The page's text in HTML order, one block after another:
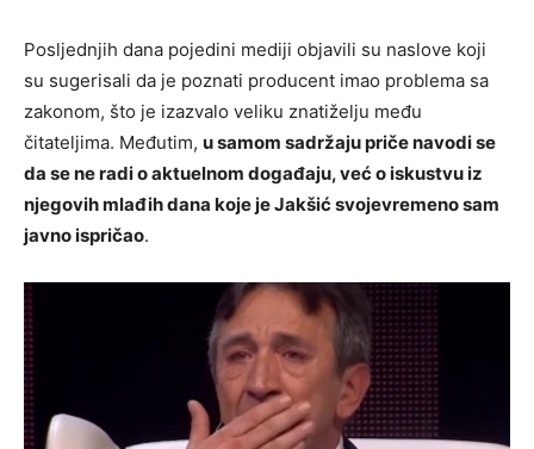
Posljednjih dana pojedini mediji objavili su naslove koji
su sugerisali da je poznati producent imao problema sa
zakonom, što je izazvalo veliku znatiželju među
čitateljima. Međutim, u samom sadržaju priče navodi se
da se ne radi o aktuelnom događaju, već o iskustvu iz
njegovih mlađih dana koje je Jakšić svojevremeno sam
javno ispričao.